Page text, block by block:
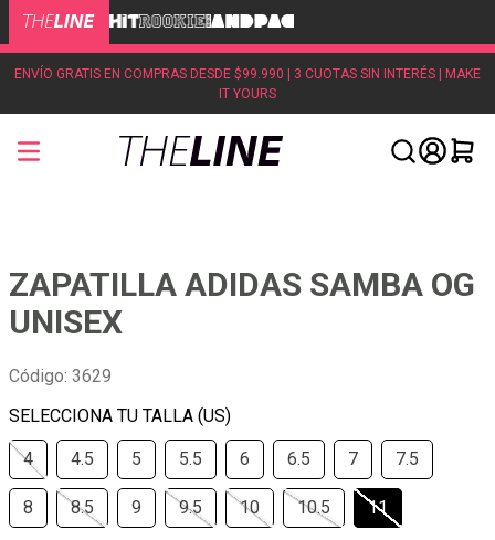
ENVÍO GRATIS EN COMPRAS DESDE $99.990 | 3 CUOTAS SIN INTERÉS | MAKE
IT YOURS
ZAPATILLA ADIDAS SAMBA OG
UNISEX
Código: 3629
4 4.5 5 5.5 6 6.5 7 7.5
8 8.5 9 9.5 10 10.5 11